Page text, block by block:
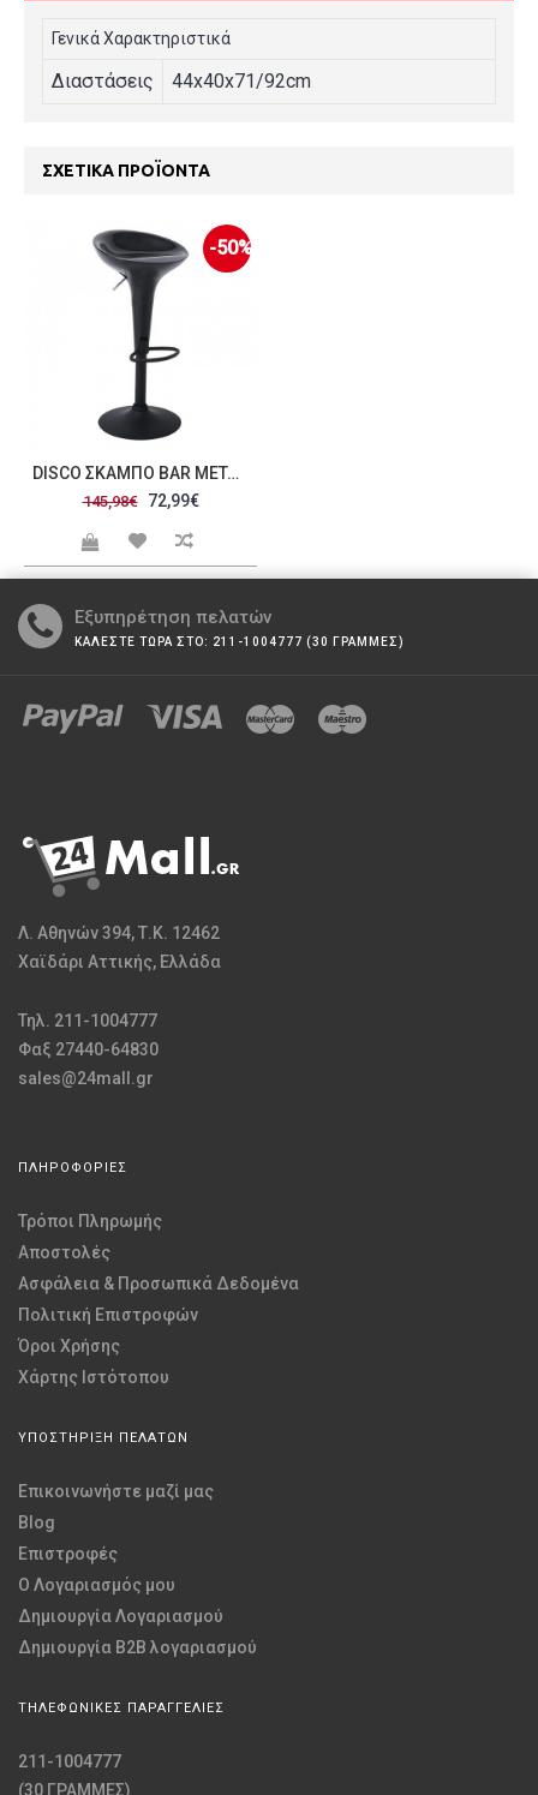
Γενικά Χαρακτηριστικά
Διαστάσεις 44x40x71/92cm
ΣΧΕΤΙΚΆ ΠΡΟΪΌΝΤΑ
-50%
DISCO ΣΚΑΜΠΌ BAR ΜΈΤΑΛΛΟ ΒΑΦΉ ΜΑΎΡΟ ABS ΜΑΎΡΟ ΎΨΟΣ ΡΥΘΜΙΖΌΜΕΝΟ ΠΕΡΙΣΤΡΕΦΌΜΕΝΟ SET 2ΤΜΧ C423600
145,98€ 72,99€
Εξυπηρέτηση πελατών
ΚΑΛΕΣΤΕ ΤΩΡΑ ΣΤΟ: 211-1004777 (30 ΓΡΑΜΜΕΣ)
Λ. Αθηνών 394, Τ.Κ. 12462
Χαϊδάρι Αττικής, Ελλάδα
Τηλ. 211-1004777
Φαξ 27440-64830
sales@24mall.gr
ΠΛΗΡΟΦΟΡΙΕΣ
Τρόποι Πληρωμής
Αποστολές
Ασφάλεια & Προσωπικά Δεδομένα
Πολιτική Επιστροφών
Όροι Χρήσης
Χάρτης Ιστότοπου
ΥΠΟΣΤΗΡΙΞΗ ΠΕΛΑΤΩΝ
Επικοινωνήστε μαζί μας
Blog
Επιστροφές
O Λογαριασμός μου
Δημιουργία Λογαριασμού
Δημιουργία B2B λογαριασμού
ΤΗΛΕΦΩΝΙΚΕΣ ΠΑΡΑΓΓΕΛΙΕΣ
211-1004777
(30 ΓΡΑΜΜΕΣ)